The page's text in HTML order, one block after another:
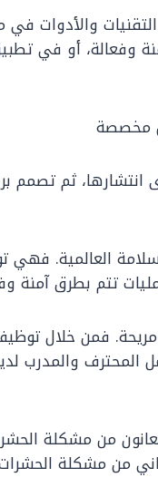
والأدوات في
وفعالة، أو في
ثم تصمم
العالمية.
تتم بطرق آمنة
فمن خلال
والمدرب
من مشكلة
من مشكلة